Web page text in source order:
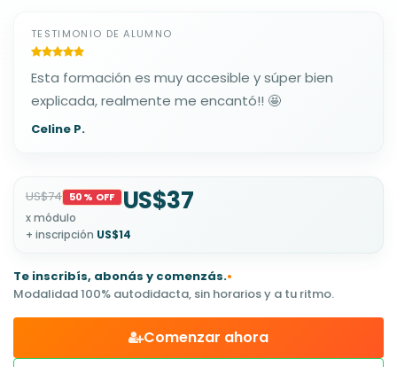
TESTIMONIO DE ALUMNO
Esta formación es muy accesible y súper bien
explicada, realmente me encantó!! 🤩
Celine P.
US$74 50% OFF US$37
x módulo
+ inscripción US$14
Te inscribís, abonás y comenzás.•
Modalidad 100% autodidacta, sin horarios y a tu ritmo.
Comenzar ahora